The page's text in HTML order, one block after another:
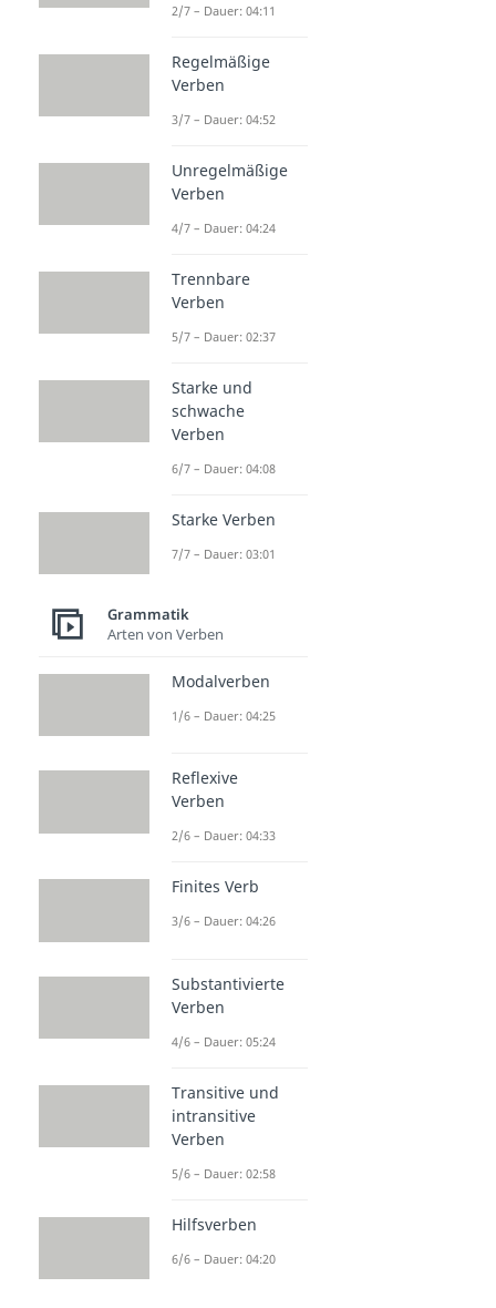
2/7 – Dauer: 04:11
Regelmäßige
Verben
3/7 – Dauer: 04:52
Unregelmäßige
Verben
4/7 – Dauer: 04:24
Trennbare
Verben
5/7 – Dauer: 02:37
Starke und
schwache
Verben
6/7 – Dauer: 04:08
Starke Verben
7/7 – Dauer: 03:01
Grammatik
Arten von Verben
Modalverben
1/6 – Dauer: 04:25
Reflexive
Verben
2/6 – Dauer: 04:33
Finites Verb
3/6 – Dauer: 04:26
Substantivierte
Verben
4/6 – Dauer: 05:24
Transitive und
intransitive
Verben
5/6 – Dauer: 02:58
Hilfsverben
6/6 – Dauer: 04:20